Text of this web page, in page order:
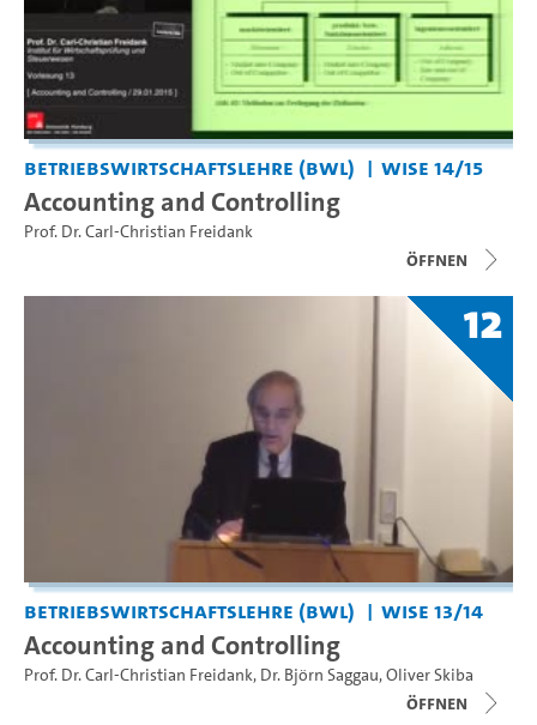
Betriebswirtschaftslehre (BWL) WiSe 14/15
Accounting and Controlling
Prof. Dr. Carl-Christian Freidank
Öffnen
12
Betriebswirtschaftslehre (BWL) WiSe 13/14
Accounting and Controlling
Prof. Dr. Carl-Christian Freidank, Dr. Björn Saggau,Oliver Skiba
Öffnen